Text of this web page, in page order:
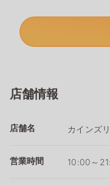
店舗情報
店舗名 カインズ
営業時間 10:00～